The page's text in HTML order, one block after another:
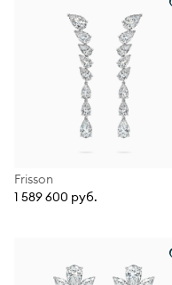
Frisson
1 589 600 руб.